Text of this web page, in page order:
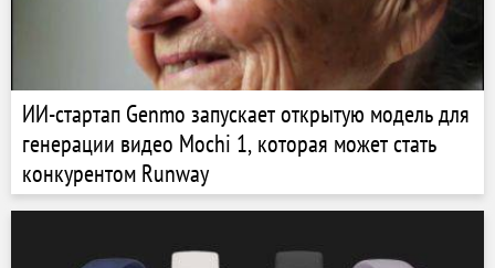
ИИ-стартап Genmo запускает открытую модель для
генерации видео Mochi 1, которая может стать
конкурентом Runway